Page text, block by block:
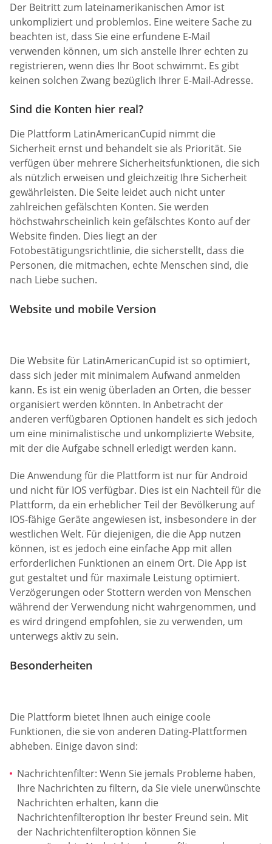
Der Beitritt zum lateinamerikanischen Amor ist
unkompliziert und problemlos. Eine weitere Sache zu
beachten ist, dass Sie eine erfundene E-Mail
verwenden können, um sich anstelle Ihrer echten zu
registrieren, wenn dies Ihr Boot schwimmt. Es gibt
keinen solchen Zwang bezüglich Ihrer E-Mail-Adresse.
Sind die Konten hier real?
Die Plattform LatinAmericanCupid nimmt die
Sicherheit ernst und behandelt sie als Priorität. Sie
verfügen über mehrere Sicherheitsfunktionen, die sich
als nützlich erweisen und gleichzeitig Ihre Sicherheit
gewährleisten. Die Seite leidet auch nicht unter
zahlreichen gefälschten Konten. Sie werden
höchstwahrscheinlich kein gefälschtes Konto auf der
Website finden. Dies liegt an der
Fotobestätigungsrichtlinie, die sicherstellt, dass die
Personen, die mitmachen, echte Menschen sind, die
nach Liebe suchen.
Website und mobile Version
Die Website für LatinAmericanCupid ist so optimiert,
dass sich jeder mit minimalem Aufwand anmelden
kann. Es ist ein wenig überladen an Orten, die besser
organisiert werden könnten. In Anbetracht der
anderen verfügbaren Optionen handelt es sich jedoch
um eine minimalistische und unkomplizierte Website,
mit der die Aufgabe schnell erledigt werden kann.
Die Anwendung für die Plattform ist nur für Android
und nicht für IOS verfügbar. Dies ist ein Nachteil für die
Plattform, da ein erheblicher Teil der Bevölkerung auf
IOS-fähige Geräte angewiesen ist, insbesondere in der
westlichen Welt. Für diejenigen, die die App nutzen
können, ist es jedoch eine einfache App mit allen
erforderlichen Funktionen an einem Ort. Die App ist
gut gestaltet und für maximale Leistung optimiert.
Verzögerungen oder Stottern werden von Menschen
während der Verwendung nicht wahrgenommen, und
es wird dringend empfohlen, sie zu verwenden, um
unterwegs aktiv zu sein.
Besonderheiten
Die Plattform bietet Ihnen auch einige coole
Funktionen, die sie von anderen Dating-Plattformen
abheben. Einige davon sind:
Nachrichtenfilter: Wenn Sie jemals Probleme haben,
Ihre Nachrichten zu filtern, da Sie viele unerwünschte
Nachrichten erhalten, kann die
Nachrichtenfilteroption Ihr bester Freund sein. Mit
der Nachrichtenfilteroption können Sie